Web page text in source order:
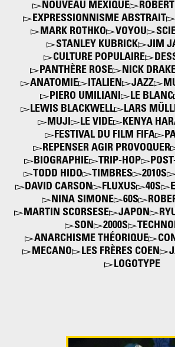
NOUVEAU MEXIQUE
EXPRESSIONNISME ABSTRAIT
MARK ROTHKO
VOYOU
STANLEY KUBRICK
JIM
CULTURE POPULAIRE
PANTHÈRE ROSE
NICK
ANATOMIE
ITALIEN JAZZ
PIERO UMILIANI
LE BLANC
LEWIS BLACKWELL
LARS
MUJI
LE VIDE KENYA
FESTIVAL DU FILM FIFA
REPENSER AGIR PROVOQUER
BIOGRAPHIE
TRIP-HOP
TODD HIDO
TIMBRES 2010S
DAVID CARSON
FLUXUS 40S
NINA SIMONE
60S
MARTIN SCORSESE
JAPON
SON
2000S
ANARCHISME THÉORIQUE
MECANO
LES FRÈRES COEN
LOGOTYPE